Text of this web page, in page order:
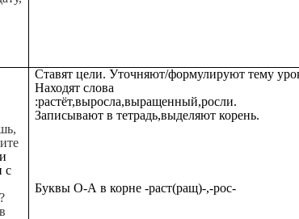
с
Ставят цели. Уточняют/формулируют тему
Находят слова
:растёт,выросла,выращенный,росли.
Записывают в тетрадь,выделяют корень.
Буквы О-А в корне -раст(ращ)-,-рос-